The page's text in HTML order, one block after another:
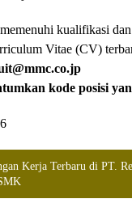
kualifikasi
Vitae (CV)
kode posisi
Kerja Terbaru di PT.